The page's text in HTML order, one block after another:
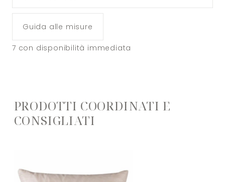
Guida alle misure
7 con disponibilità immediata
PRODOTTI COORDINATI E
CONSIGLIATI